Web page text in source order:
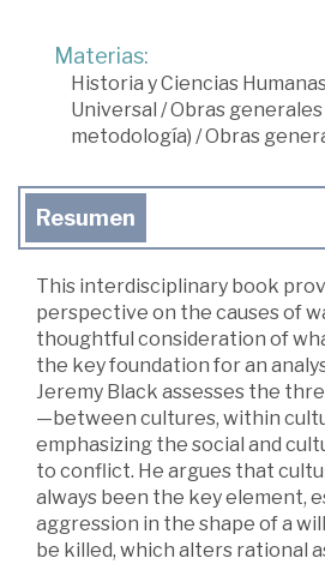
Materias:
Historia y Ciencias
Universal /Obras generales
metodología) /Obras
Resumen
This interdisciplinary book
perspective on the causes of
thoughtful consideration of
the key foundation for an
Jeremy Black assesses the
—between cultures, within
emphasizing the social and
to conflict. He argues that
always been the key element,
aggression in the shape of a
be killed, which alters rational